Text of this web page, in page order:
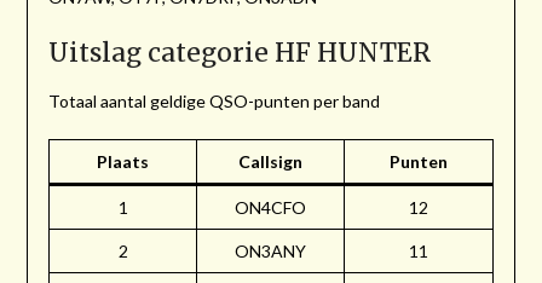
Uitslag categorie HF HUNTER
Totaal aantal geldige QSO-punten per band
Plaats Callsign Punten
1 ON4CFO 12
2 ON3ANY 11